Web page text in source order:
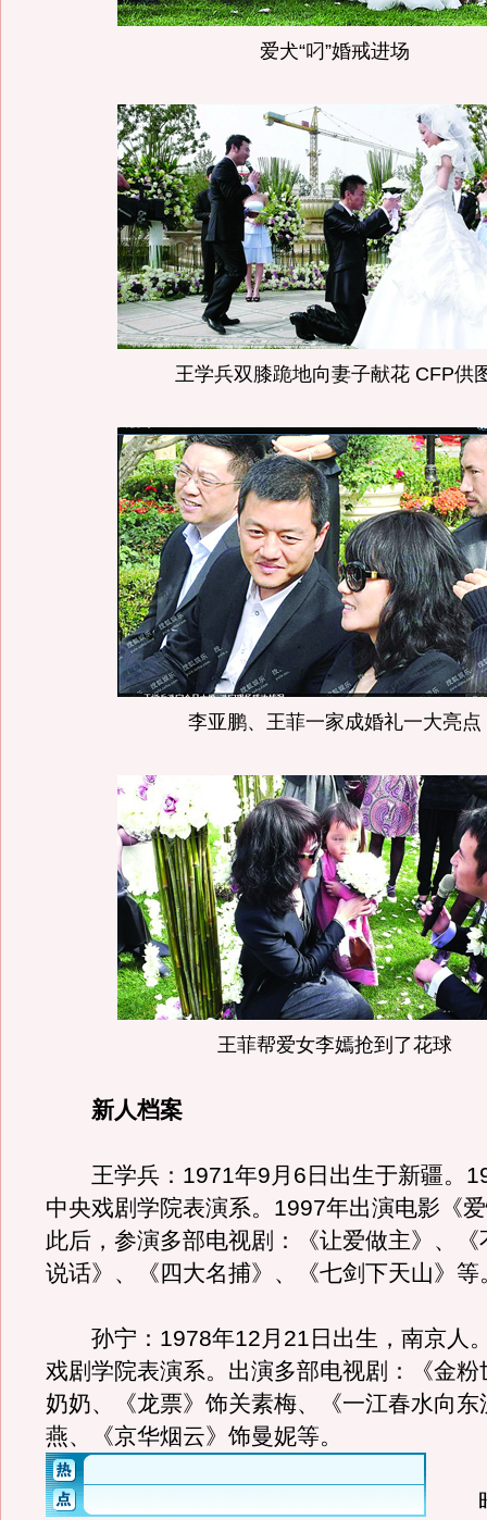
爱犬“叼”婚戒进场
王学兵双膝跪地向妻子献花 CFP供
李亚鹏、王菲一家成婚礼一大亮点
王菲帮爱女李嫣抢到了花球
新人档案
王学兵：1971年9月6日出生于新疆。
中央戏剧学院表演系。1997年出演电影《
此后，参演多部电视剧：《让爱做主》、《
说话》、《四大名捕》、《七剑下天山》等
孙宁：1978年12月21日出生，南京人
戏剧学院表演系。出演多部电视剧：《金粉
奶奶、《龙票》饰关素梅、《一江春水向东
燕、《京华烟云》饰曼妮等。
昨